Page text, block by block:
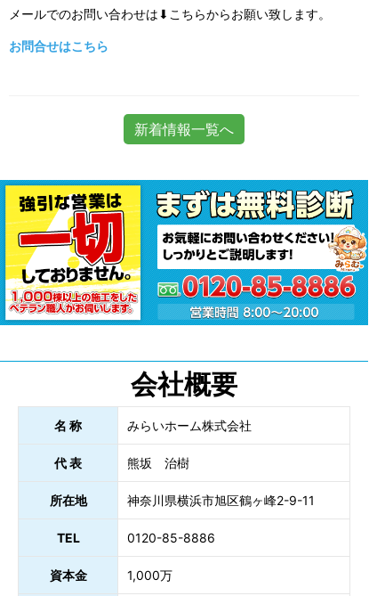
メールでのお問い合わせは⬇こちらからお願い致します。
お問合せはこちら
新着情報一覧へ
会社概要
名 称 みらいホーム株式会社
代 表 熊坂 治樹
所在地 神奈川県横浜市旭区鶴ヶ峰2-9-11
TEL 0120-85-8886
資本金 1,000万